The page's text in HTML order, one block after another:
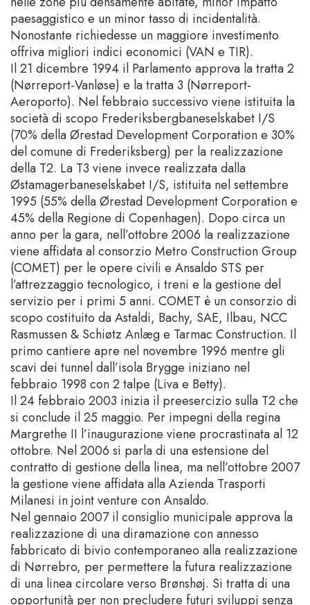
paesaggistico e un minor tasso di incidentalità.
Nonostante richiedesse un maggiore investimento
offriva migliori indici economici (VAN e TIR).
Il 21 dicembre 1994 il Parlamento approva la tratta 2
(Nørreport-Vanløse) e la tratta 3 (Nørreport-
Aeroporto). Nel febbraio successivo viene istituita la
società di scopo Frederiksbergbaneselskabet I/S
(70% della Ørestad Development Corporation e 30%
del comune di Frederiksberg) per la realizzazione
della T2. La T3 viene invece realizzata dalla
Østamagerbaneselskabet I/S, istituita nel settembre
1995 (55% della Ørestad Development Corporation e
45% della Regione di Copenhagen). Dopo circa un
anno per la gara, nell’ottobre 2006 la realizzazione
viene affidata al consorzio Metro Construction Group
(COMET) per le opere civili e Ansaldo STS per
l’attrezzaggio tecnologico, i treni e la gestione del
servizio per i primi 5 anni. COMET è un consorzio di
scopo costituito da Astaldi, Bachy, SAE, Ilbau, NCC
Rasmussen & Schiøtz Anlæg e Tarmac Construction. Il
primo cantiere apre nel novembre 1996 mentre gli
scavi dei tunnel dall’isola Brygge iniziano nel
febbraio 1998 con 2 talpe (Liva e Betty).
Il 24 febbraio 2003 inizia il preesercizio sulla T2 che
si conclude il 25 maggio. Per impegni della regina
Margrethe II l’inaugurazione viene procrastinata al 12
ottobre. Nel 2006 si parla di una estensione del
contratto di gestione della linea, ma nell’ottobre 2007
la gestione viene affidata alla Azienda Trasporti
Milanesi in joint venture con Ansaldo.
Nel gennaio 2007 il consiglio municipale approva la
realizzazione di una diramazione con annesso
fabbricato di bivio contemporaneo alla realizzazione
di Nørrebro, per permettere la futura realizzazione
di una linea circolare verso Brønshøj. Si tratta di una
opportunità per non precludere futuri sviluppi senza